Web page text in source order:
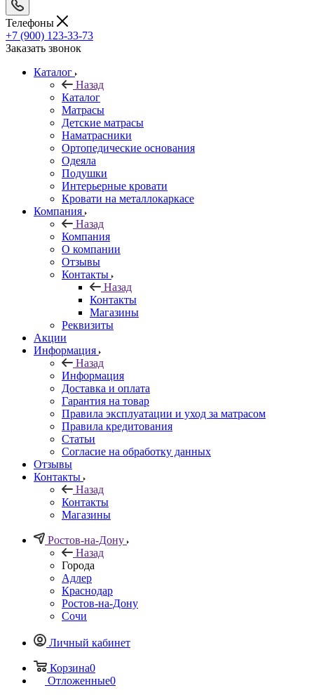
Телефоны
+7 (900) 123-33-73
Заказать звонок
Каталог
Назад
Каталог
Матрасы
Детские матрасы
Наматрасники
Ортопедические основания
Одеяла
Подушки
Интерьерные кровати
Кровати на металлокаркасе
Компания
Назад
Компания
О компании
Отзывы
Контакты
Назад
Контакты
Магазины
Реквизиты
Акции
Информация
Назад
Информация
Доставка и оплата
Гарантия на товар
Правила эксплуатации и уход за матрасом
Правила кредитования
Статьи
Согласие на обработку данных
Отзывы
Контакты
Назад
Контакты
Магазины
Ростов-на-Дону
Назад
Города
Адлер
Краснодар
Ростов-на-Дону
Сочи
Личный кабинет
Корзина0
Отложенные0